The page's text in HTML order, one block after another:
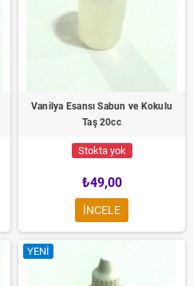
Vanilya Esansı Sabun ve Kokulu
Taş 20cc
Stokta yok
₺49,00
INCELE
YENI